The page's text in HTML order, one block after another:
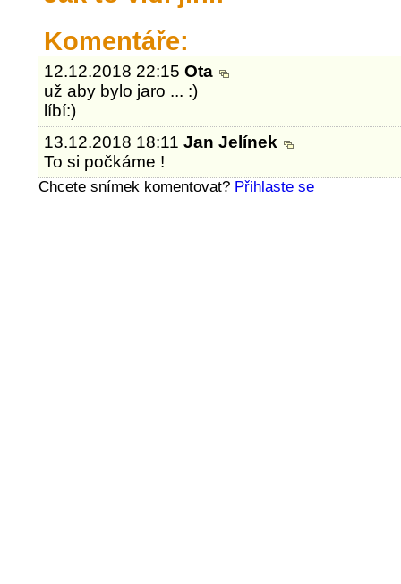
Komentáře:
12.12.2018 22:15Ota
už aby bylo jaro ... :)
líbí:)
13.12.2018 18:11Jan Jelínek
To si počkáme !
Chcete snímek komentovat? Přihlaste se